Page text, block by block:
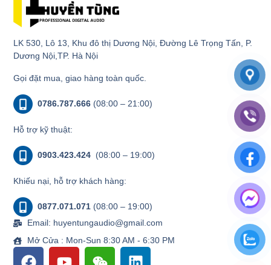
LK 530, Lô 13, Khu đô thị Dương Nội, Đường Lê Trọng Tấn, P.
Dương Nội,TP. Hà Nội
Gọi đặt mua, giao hàng toàn quốc.
0786.787.666 (08:00 – 21:00)
Hỗ trợ kỹ thuật:
0903.423.424 (08:00 – 19:00)
Khiếu nại, hỗ trợ khách hàng:
0877.071.071 (08:00 – 19:00)
Email: huyentungaudio@gmail.com
Mở Cửa : Mon-Sun 8:30 AM - 6:30 PM